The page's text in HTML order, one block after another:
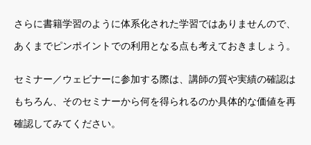
さらに書籍学習のように体系化された学習ではありませんので、
あくまでピンポイントでの利用となる点も考えておきましょう。
セミナー／ウェビナーに参加する際は、講師の質や実績の確認は
もちろん、そのセミナーから何を得られるのか具体的な価値を再
確認してみてください。